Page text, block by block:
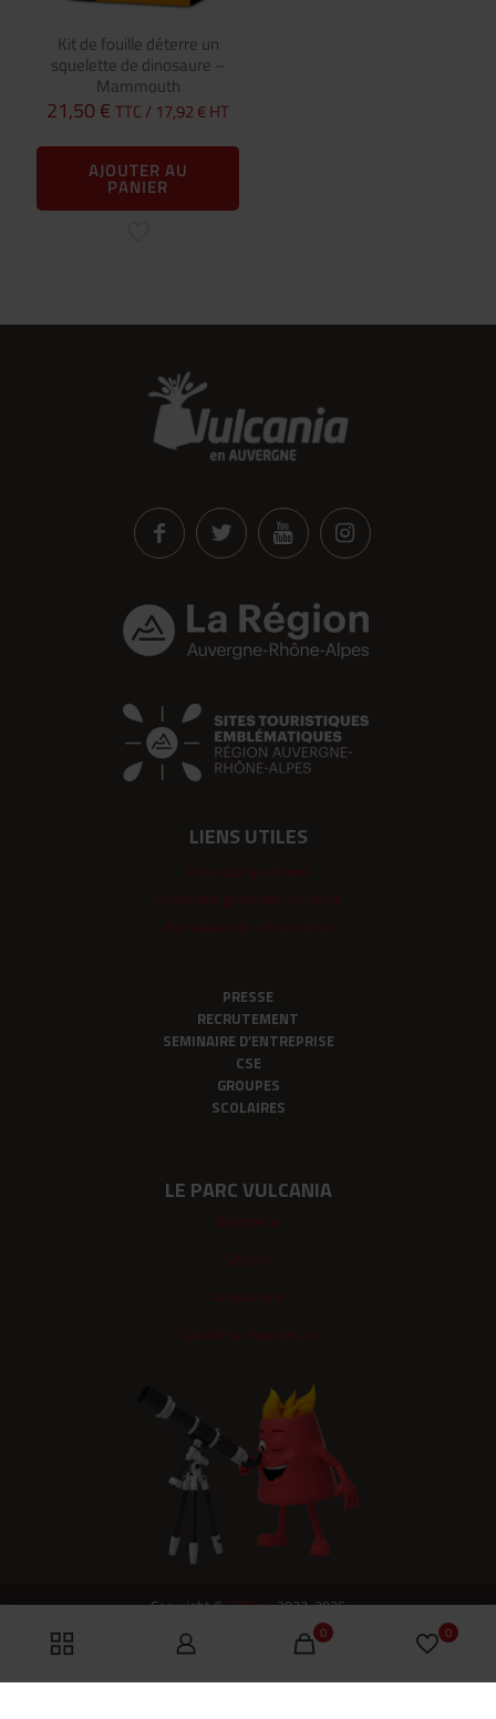
Kit de fouille déterre un
squelette de dinosaure –
Mammouth
21,50€ TTC / 17,92 €HT
AJOUTER AU
PANIER
LIENS UTILES
Foire aux questions
Conditions générales de vente
Formulaire de rétractation
PRESSE
RECRUTEMENT
SEMINAIRE D’ENTREPRISE
CSE
GROUPES
SCOLAIRES
LE PARC VULCANIA
Billetterie
Séjours
Animations
Calendrier d'ouverture
Copyright ©ODElink2023-2025
Gérer mes cookies
0 0